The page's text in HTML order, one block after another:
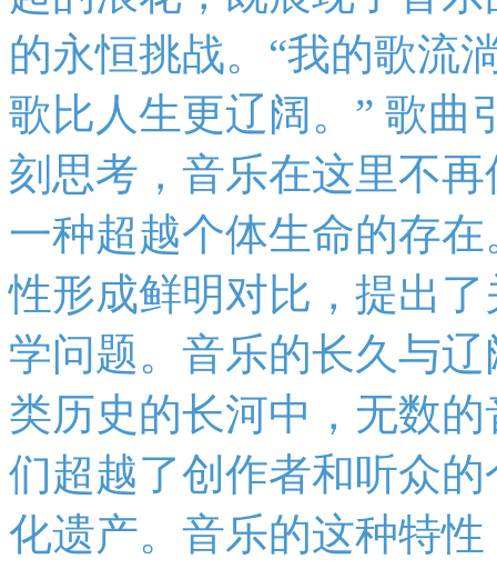
的永恒挑战。“我的歌流
歌比人生更辽阔。” 歌曲
刻思考，音乐在这里不
一种超越个体生命的存
性形成鲜明对比，提出
学问题。音乐的长久与
类历史的长河中，无数
们超越了创作者和听众
化遗产。音乐的这种特